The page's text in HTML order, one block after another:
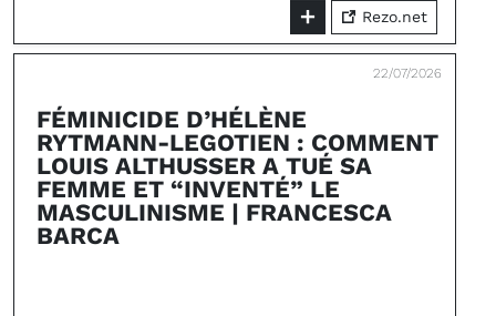
Rezo.net
22/07/2026
FÉMINICIDE D’HÉLÈNE
RYTMANN-LEGOTIEN : COMMENT
LOUIS ALTHUSSER A TUÉ SA
FEMME ET “INVENTÉ” LE
MASCULINISME | FRANCESCA
BARCA